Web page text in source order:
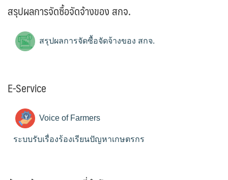
สรุปผลการจัดซื้อจัดจ้างของ สกจ.
สรุปผลการจัดซื้อจัดจ้างของ สกจ.
E-Service
Voice of Farmers
ระบบรับเรื่องร้องเรียนปัญหาเกษตรกร